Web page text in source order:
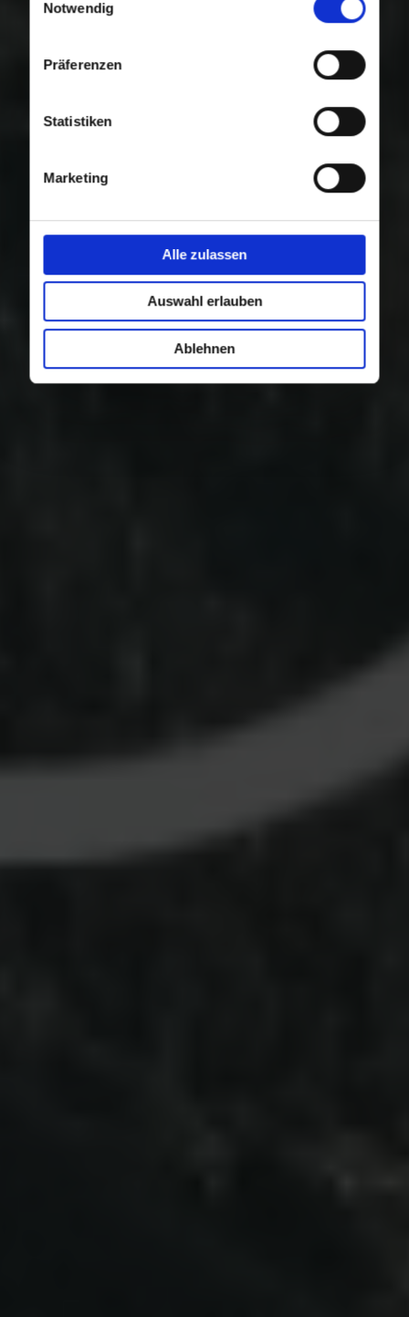
Nutzung der Dienste gesammelt haben.
Notwendig
Präferenzen
Statistiken
Marketing
Alle zulassen
Auswahl erlauben
Ablehnen